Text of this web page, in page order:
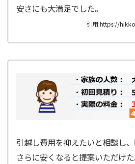
安さにも大満足でした。
引用:https://
引越し費用を抑えたいと相談し
さらに安くなると提案いただけた